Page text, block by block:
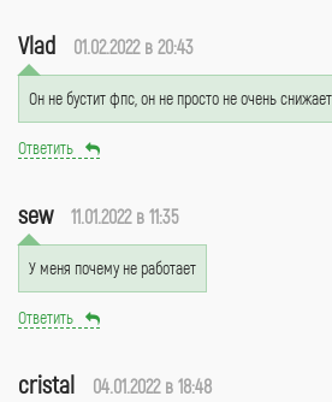
Vlad 01.02.2022 в 20:43
Он не бустит фпс, он не просто не очень снижает
Ответить
sew 11.01.2022 в 11:35
У меня почему не работает
Ответить
cristal 04.01.2022 в 18:48